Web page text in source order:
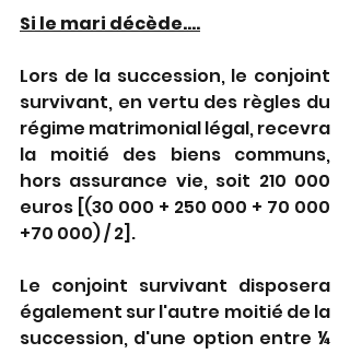
Si le mari décède....
Lors de la succession, le conjoint
survivant, en vertu des règles du
régime matrimonial légal, recevra
la moitié des biens communs,
hors assurance vie, soit 210 000
euros [(30 000 + 250 000 + 70 000
+70 000) / 2].
Le conjoint survivant disposera
également sur l'autre moitié de la
succession, d'une option entre ¼